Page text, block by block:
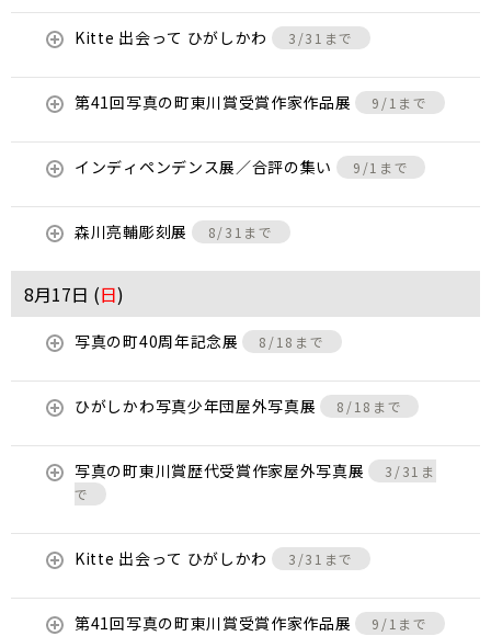
Kitte 出会って ひがしかわ 3/31まで
第41回写真の町東川賞受賞作家作品展 9/1まで
インディペンデンス展／合評の集い 9/1まで
森川亮輔彫刻展 8/31まで
8月17日 (日)
写真の町40周年記念展 8/18まで
ひがしかわ写真少年団屋外写真展 8/18まで
写真の町東川賞歴代受賞作家屋外写真展
3/31ま
で
Kitte 出会って ひがしかわ 3/31まで
第41回写真の町東川賞受賞作家作品展 9/1まで